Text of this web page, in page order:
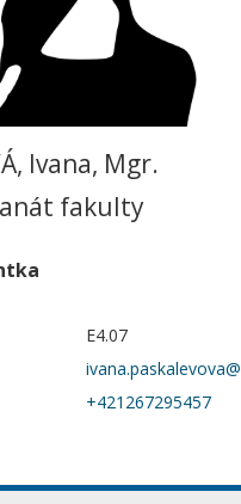
Ivana, Mgr.
fakulty
E4.07
+421267295457